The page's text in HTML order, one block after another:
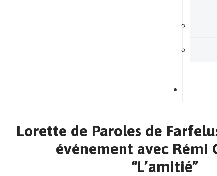
Lorette de Paroles de
événement avec Rémi
“L’amitié”